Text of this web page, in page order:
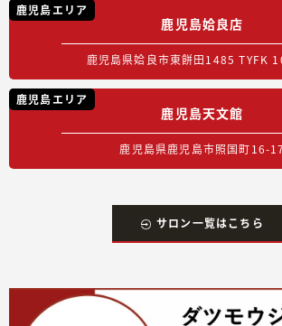
鹿児島エリア
鹿児島姶良店
鹿児島県姶良市東餅田1485 TYFK
鹿児島エリア
鹿児島天文館
鹿児島県鹿児島市照国町16-17
サロン一覧はこちら